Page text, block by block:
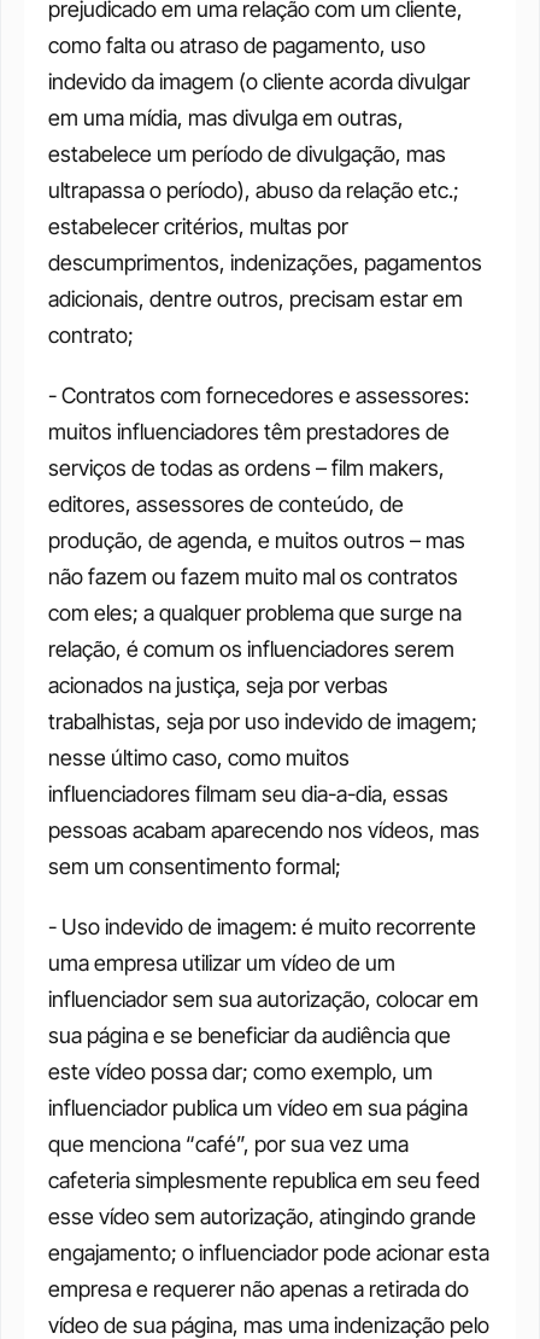
prejudicado em uma relação com um cliente,
como falta ou atraso de pagamento, uso
indevido da imagem (o cliente acorda divulgar
em uma mídia, mas divulga em outras,
estabelece um período de divulgação, mas
ultrapassa o período), abuso da relação etc.;
estabelecer critérios, multas por
descumprimentos, indenizações, pagamentos
adicionais, dentre outros, precisam estar em
contrato;
- Contratos com fornecedores e assessores:
muitos influenciadores têm prestadores de
serviços de todas as ordens – film makers,
editores, assessores de conteúdo, de
produção, de agenda, e muitos outros – mas
não fazem ou fazem muito mal os contratos
com eles; a qualquer problema que surge na
relação, é comum os influenciadores serem
acionados na justiça, seja por verbas
trabalhistas, seja por uso indevido de imagem;
nesse último caso, como muitos
influenciadores filmam seu dia-a-dia, essas
pessoas acabam aparecendo nos vídeos, mas
sem um consentimento formal;
- Uso indevido de imagem: é muito recorrente
uma empresa utilizar um vídeo de um
influenciador sem sua autorização, colocar em
sua página e se beneficiar da audiência que
este vídeo possa dar; como exemplo, um
influenciador publica um vídeo em sua página
que menciona “café”, por sua vez uma
cafeteria simplesmente republica em seu feed
esse vídeo sem autorização, atingindo grande
engajamento; o influenciador pode acionar esta
empresa e requerer não apenas a retirada do
vídeo de sua página, mas uma indenização pelo